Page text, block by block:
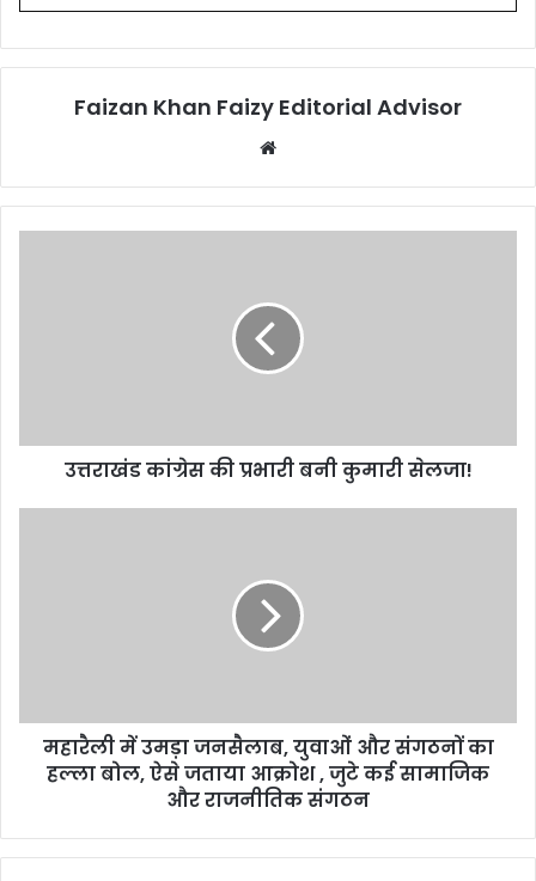
Faizan Khan Faizy Editorial Advisor
b
s
उत्तराखंड कांग्रेस की प्रभारी बनी कुमारी सेलजा!
महारैली में उमड़ा जनसैलाब, युवाओं और संगठनों का
हल्ला बोल, ऐसे जताया आक्रोश , जुटे कई सामाजिक
और राजनीतिक संगठन